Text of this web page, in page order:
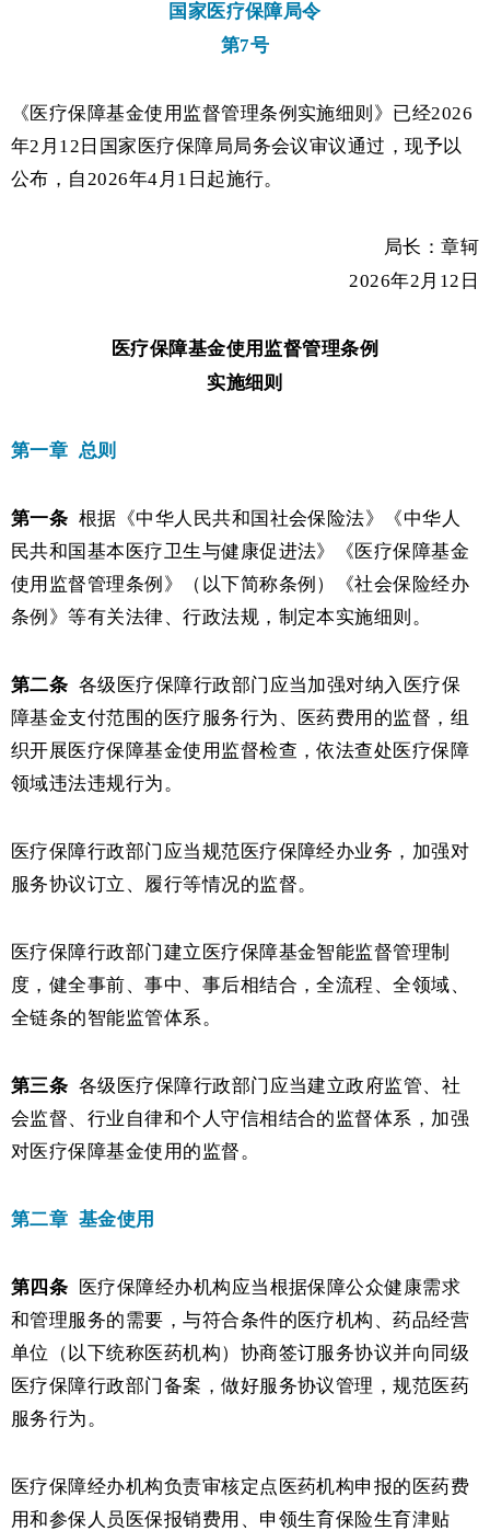
国家医疗保障局令
第7号
《医疗保障基金使用监督管理条例实施细则》已经2026
年2月12日国家医疗保障局局务会议审议通过，现予以
公布，自2026年4月1日起施行。
局长：章轲
2026年2月12日
医疗保障基金使用监督管理条例
实施细则
第一章 总则
第一条 根据《中华人民共和国社会保险法》《中华人
民共和国基本医疗卫生与健康促进法》《医疗保障基金
使用监督管理条例》（以下简称条例）《社会保险经办
条例》等有关法律、行政法规，制定本实施细则。
第二条 各级医疗保障行政部门应当加强对纳入医疗保
障基金支付范围的医疗服务行为、医药费用的监督，组
织开展医疗保障基金使用监督检查，依法查处医疗保障
领域违法违规行为。
医疗保障行政部门应当规范医疗保障经办业务，加强对
服务协议订立、履行等情况的监督。
医疗保障行政部门建立医疗保障基金智能监督管理制
度，健全事前、事中、事后相结合，全流程、全领域、
全链条的智能监管体系。
第三条 各级医疗保障行政部门应当建立政府监管、社
会监督、行业自律和个人守信相结合的监督体系，加强
对医疗保障基金使用的监督。
第二章 基金使用
第四条
医疗保障经办机构应当根据保障公众健康需求
和管理服务的需要，与符合条件的医疗机构、药品经营
单位（以下统称医药机构）协商签订服务协议并向同级
医疗保障行政部门备案，做好服务协议管理，规范医药
服务行为。
医疗保障经办机构负责审核定点医药机构申报的医药费
用和参保人员医保报销费用、申领生育保险生育津贴